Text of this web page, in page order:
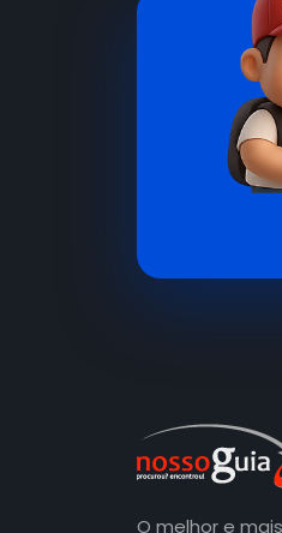
O melhor e